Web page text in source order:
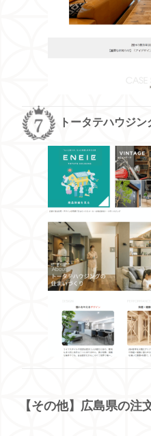
トータテハウジン
【その他】広島県の注